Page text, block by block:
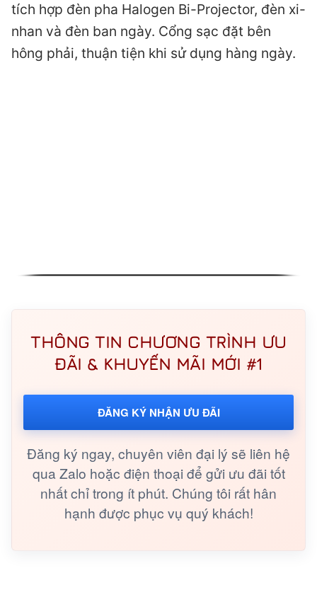
tích hợp đèn pha Halogen Bi-Projector, đèn xi-
nhan và đèn ban ngày. Cổng sạc đặt bên
hông phải, thuận tiện khi sử dụng hàng ngày.
THÔNG TIN CHƯƠNG TRÌNH ƯU
ĐÃI & KHUYẾN MÃI MỚI #1
ĐĂNG KÝ NHẬN ƯU ĐÃI
Đăng ký ngay, chuyên viên đại lý sẽ liên hệ
qua Zalo hoặc điện thoại để gửi ưu đãi tốt
nhất chỉ trong ít phút. Chúng tôi rất hân
hạnh được phục vụ quý khách!